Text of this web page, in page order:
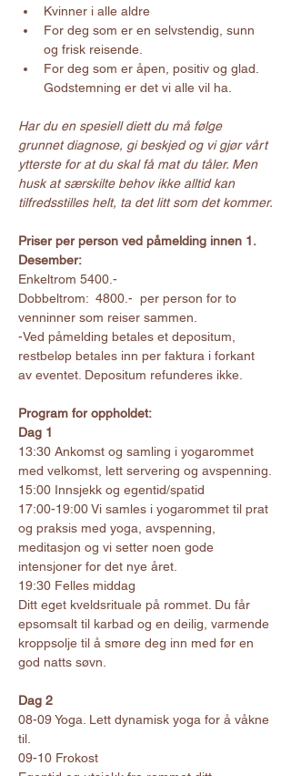
Kvinner i alle aldre
For deg som er en selvstendig, sunn
og frisk reisende.
For deg som er åpen, positiv og glad.
Godstemning er det vi alle vil ha.
Har du en spesiell diett du må følge
grunnet diagnose, gi beskjed og vi gjør vårt
ytterste for at du skal få mat du tåler. Men
husk at særskilte behov ikke alltid kan
tilfredsstilles helt, ta det litt som det kommer.
Priser per person ved påmelding innen 1.
Desember:
Enkeltrom 5400.-
Dobbeltrom:  4800.-  per person for to
venninner som reiser sammen.
-Ved påmelding betales et depositum,
restbeløp betales inn per faktura i forkant
av eventet. Depositum refunderes ikke.
Program for oppholdet:
​Dag 1
13:30 Ankomst og samling i yogarommet
med velkomst, lett servering og avspenning.
15:00 Innsjekk og egentid/spatid
17:00-19:00 Vi samles i yogarommet til prat
og praksis med yoga, avspenning,
meditasjon og vi setter noen gode
intensjoner for det nye året.
19:30 Felles middag
Ditt eget kveldsrituale på rommet. Du får
epsomsalt til karbad og en deilig, varmende
kroppsolje til å smøre deg inn med før en
god natts søvn.
Dag 2
08-09 Yoga. Lett dynamisk yoga for å våkne
til.
09-10 Frokost